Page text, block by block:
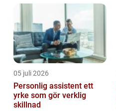
05 juli 2026
Personlig assistent ett
yrke som gör verklig
skillnad